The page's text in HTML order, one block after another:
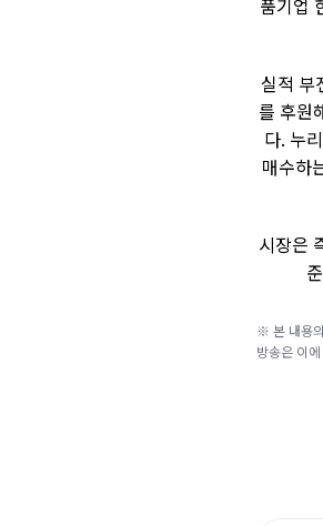
품기업
실적 부
를 후원
다. 누
매수하
시장은
※ 본 내용
방송은 이